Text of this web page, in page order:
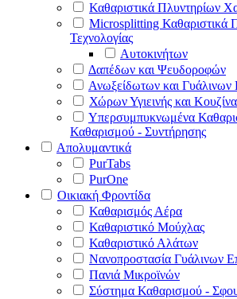
Καθαριστικά Πλυντηρίων
Microsplitting Καθαριστικά
Τεχνολογίας
Αυτοκινήτων
Δαπέδων και Ψευδοροφών
Ανωξείδωτων και Γυάλινων
Χώρων Υγιεινής και
Υπερσυμπυκνωμένα
Καθαρισμού - Συντήρησης
Απολυμαντικά
PurTabs
PurOne
Οικιακή Φροντίδα
Καθαρισμός Αέρα
Καθαριστικό Μούχλας
Καθαριστικό Αλάτων
Νανοπροστασία Γυάλινων
Πανιά Μικροϊνών
Σύστημα Καθαρισμού -